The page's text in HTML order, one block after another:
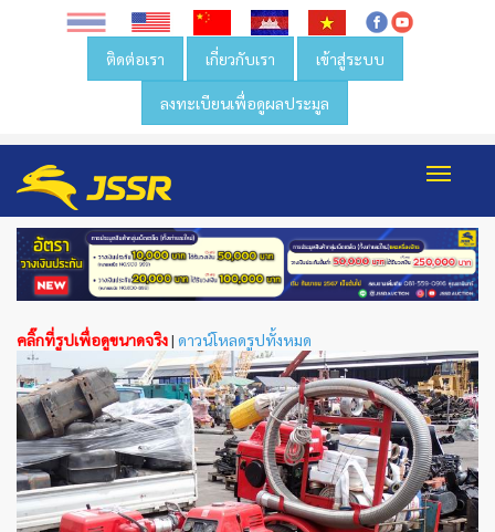
ติดต่อเรา เกี่ยวกับเรา เข้าสู่ระบบ
ลงทะเบียนเพื่อดูผลประมูล
คลิ๊กที่รูปเพื่อดูขนาดจริง| ดาวน์โหลดรูปทั้งหมด